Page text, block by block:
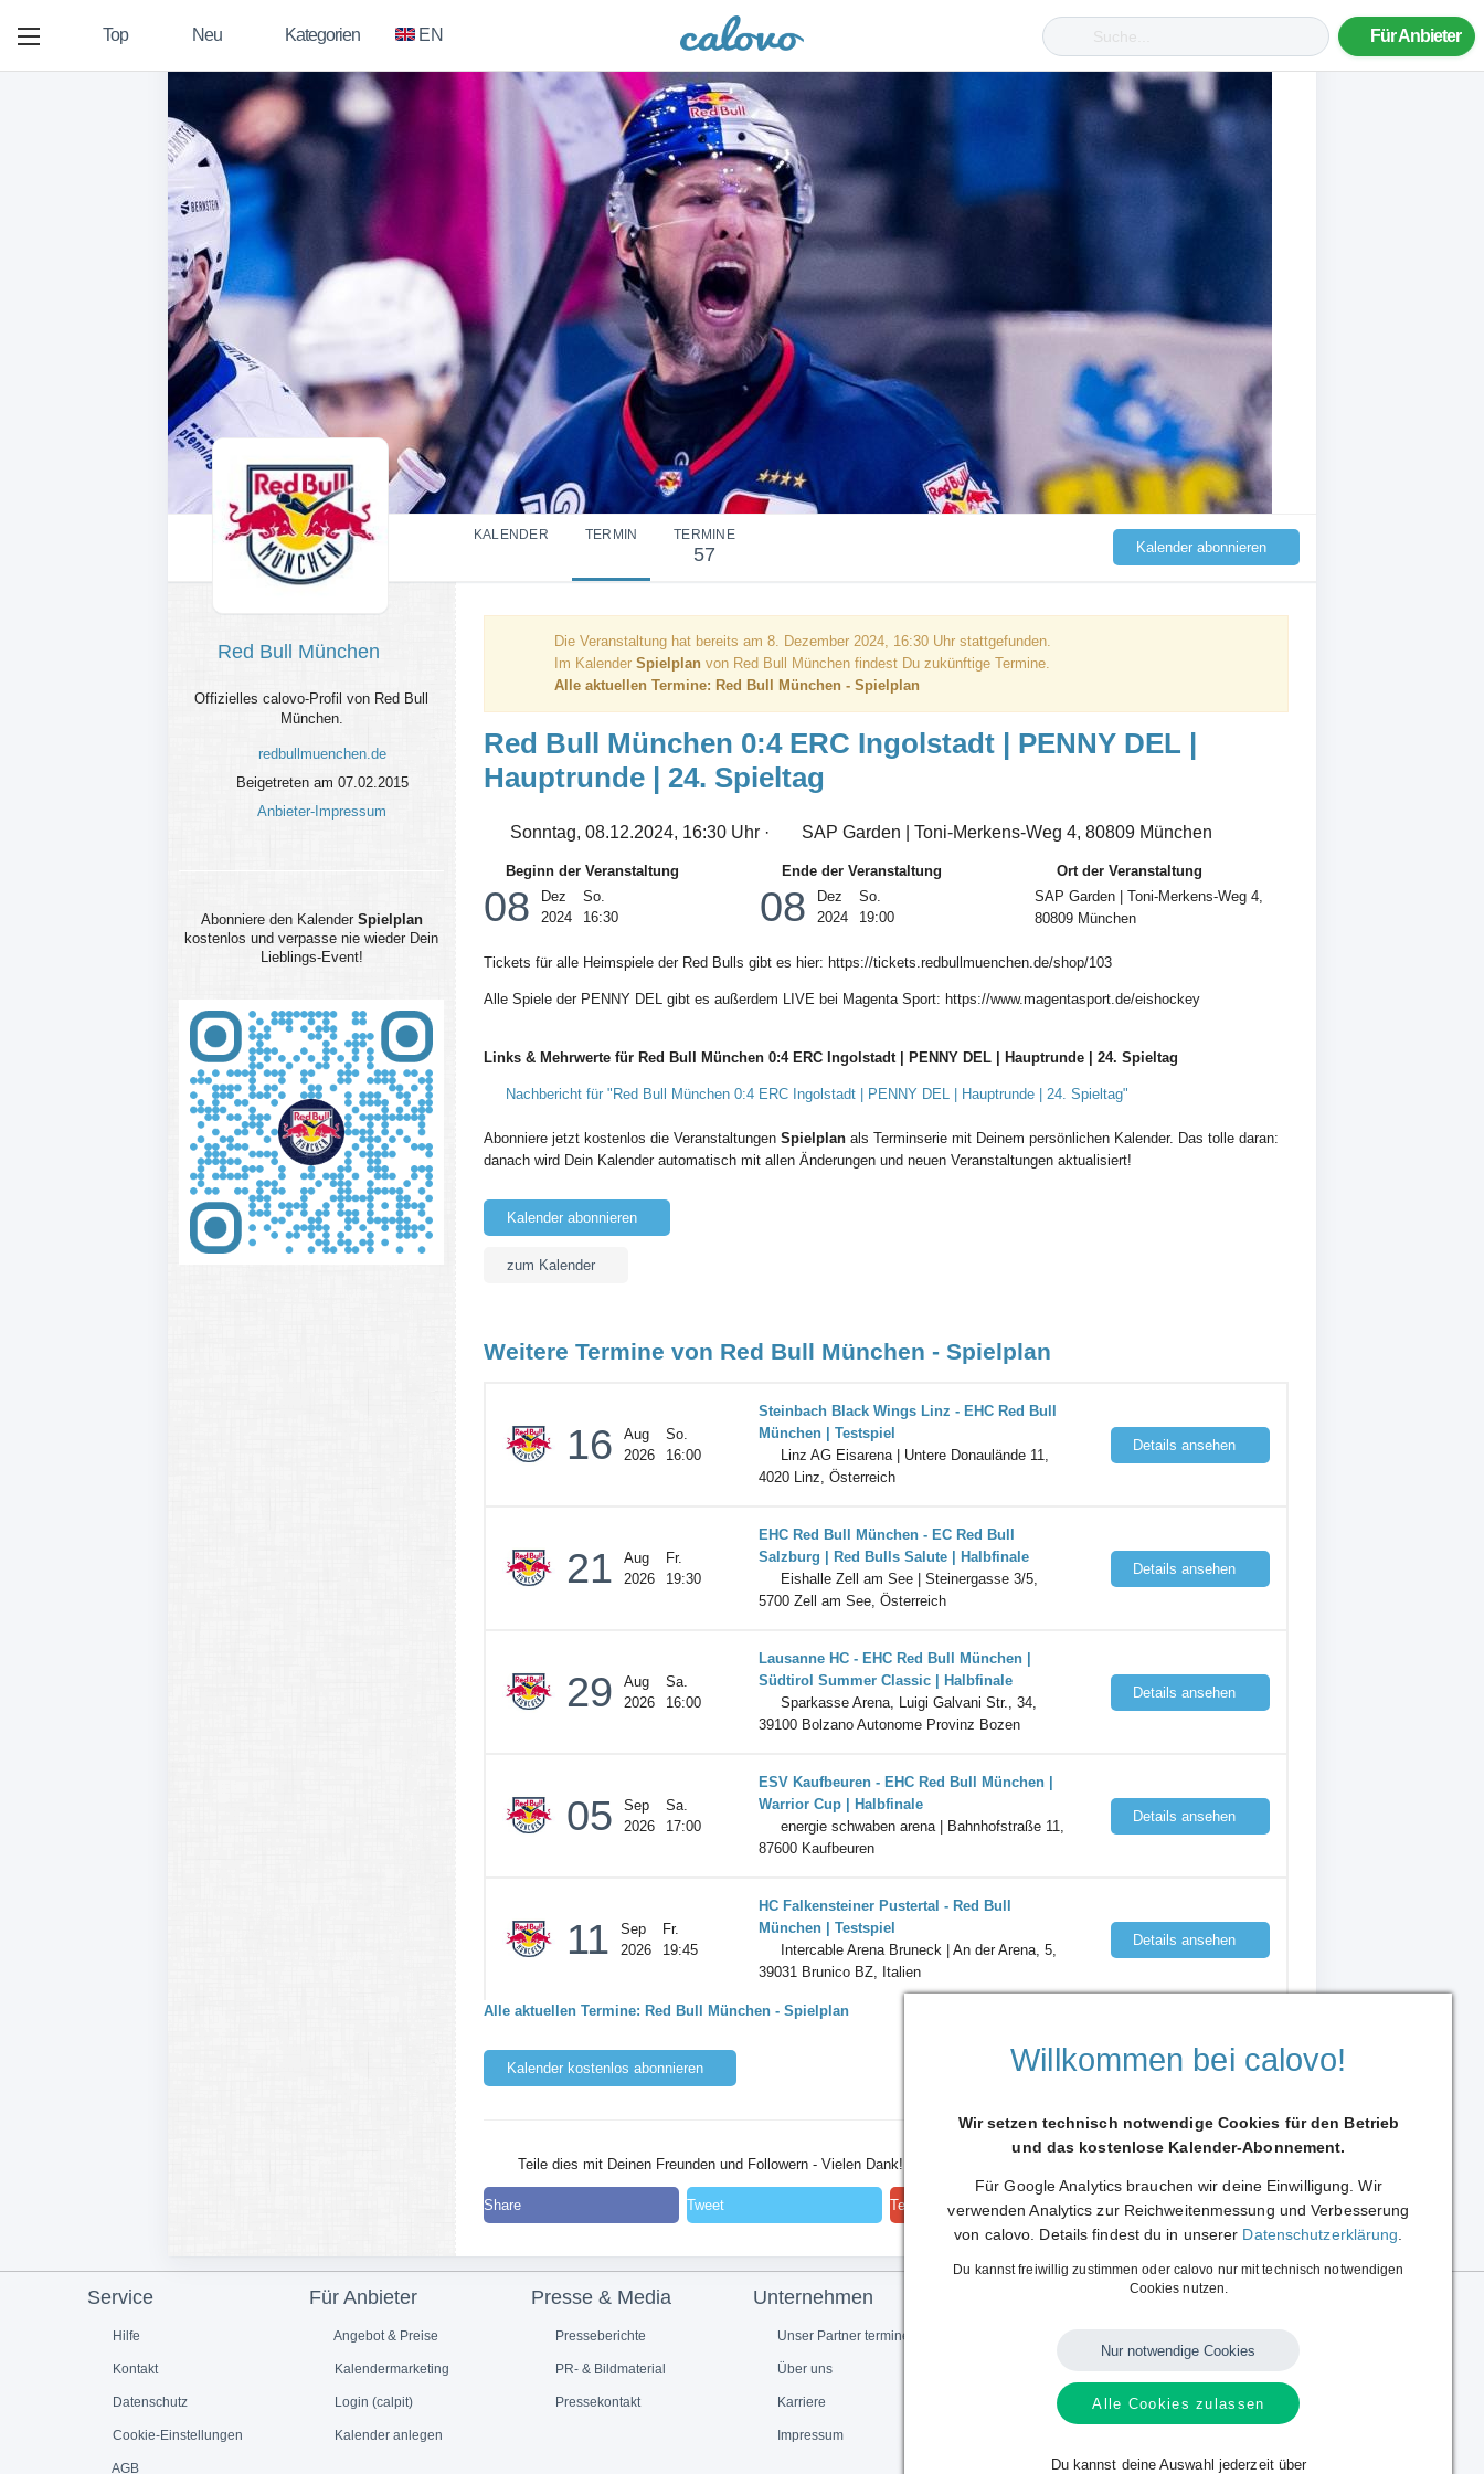
Top Neu Kategorien EN Für Anbieter
KALENDER TERMIN TERMINE
57 Kalender abonnieren
Red Bull München
Offizielles calovo-Profil von Red Bull
München.
redbullmuenchen.de
Beigetreten am 07.02.2015
Anbieter-Impressum
Abonniere den Kalender Spielplan
kostenlos und verpasse nie wieder Dein
Lieblings-Event!
Die Veranstaltung hat bereits am 8. Dezember 2024, 16:30 Uhr stattgefunden.
Im Kalender Spielplan von Red Bull München findest Du zukünftige Termine.
Alle aktuellen Termine: Red Bull München - Spielplan
Red Bull München 0:4 ERC Ingolstadt | PENNY DEL |
Hauptrunde | 24. Spieltag
Sonntag, 08.12.2024, 16:30 Uhr · SAP Garden | Toni-Merkens-Weg 4, 80809 München
Beginn der Veranstaltung
08
Dez
2024
So.
16:30
Ende der Veranstaltung
08
Dez
2024
So.
19:00
Ort der Veranstaltung
SAP Garden | Toni-Merkens-Weg 4,
80809 München
Tickets für alle Heimspiele der Red Bulls gibt es hier: https://tickets.redbullmuenchen.de/shop/103
Alle Spiele der PENNY DEL gibt es außerdem LIVE bei Magenta Sport: https://www.magentasport.de/eishockey
Links & Mehrwerte für Red Bull München 0:4 ERC Ingolstadt | PENNY DEL | Hauptrunde | 24. Spieltag
Nachbericht für "Red Bull München 0:4 ERC Ingolstadt | PENNY DEL | Hauptrunde | 24. Spieltag"
Abonniere jetzt kostenlos die Veranstaltungen Spielplan als Terminserie mit Deinem persönlichen Kalender. Das tolle daran:
danach wird Dein Kalender automatisch mit allen Änderungen und neuen Veranstaltungen aktualisiert!
Kalender abonnieren
zum Kalender
Weitere Termine von Red Bull München - Spielplan
16
Aug
2026
So.
16:00
Steinbach Black Wings Linz - EHC Red Bull
München | Testspiel
Linz AG Eisarena | Untere Donaulände 11,
4020 Linz, Österreich
Details ansehen
21
Aug
2026
Fr.
19:30
EHC Red Bull München - EC Red Bull
Salzburg | Red Bulls Salute | Halbfinale
Eishalle Zell am See | Steinergasse 3/5,
5700 Zell am See, Österreich
Details ansehen
29
Aug
2026
Sa.
16:00
Lausanne HC - EHC Red Bull München |
Südtirol Summer Classic | Halbfinale
Sparkasse Arena, Luigi Galvani Str., 34,
39100 Bolzano Autonome Provinz Bozen
Details ansehen
05
Sep
2026
Sa.
17:00
ESV Kaufbeuren - EHC Red Bull München |
Warrior Cup | Halbfinale
energie schwaben arena | Bahnhofstraße 11,
87600 Kaufbeuren
Details ansehen
11
Sep
2026
Fr.
19:45
HC Falkensteiner Pustertal - Red Bull
München | Testspiel
Intercable Arena Bruneck | An der Arena, 5,
39031 Brunico BZ, Italien
Details ansehen
Alle aktuellen Termine: Red Bull München - Spielplan
Kalender kostenlos abonnieren
Teile dies mit Deinen Freunden und Followern - Vielen Dank!
Share Tweet Teilen Weiterleiten
Service
Hilfe
Kontakt
Datenschutz
Cookie-Einstellungen
AGB
Für Anbieter
Angebot & Preise
Kalendermarketing
Login (calpit)
Kalender anlegen
Presse & Media
Presseberichte
PR- & Bildmaterial
Pressekontakt
Unternehmen
Unser Partner termine.de
Über uns
Karriere
Impressum
Sprache:
Willkommen bei calovo!
Wir setzen technisch notwendige Cookies für den Betrieb
und das kostenlose Kalender-Abonnement.
Für Google Analytics brauchen wir deine Einwilligung. Wir
verwenden Analytics zur Reichweitenmessung und Verbesserung
von calovo. Details findest du in unserer Datenschutzerklärung
Du kannst freiwillig zustimmen oder calovo nur mit technisch notwendigen
Cookies nutzen.
Nur notwendige Cookies
Alle Cookies zulassen
Du kannst deine Auswahl jederzeit über